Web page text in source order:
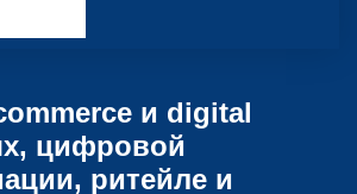
и digital
цифровой
ритейле и